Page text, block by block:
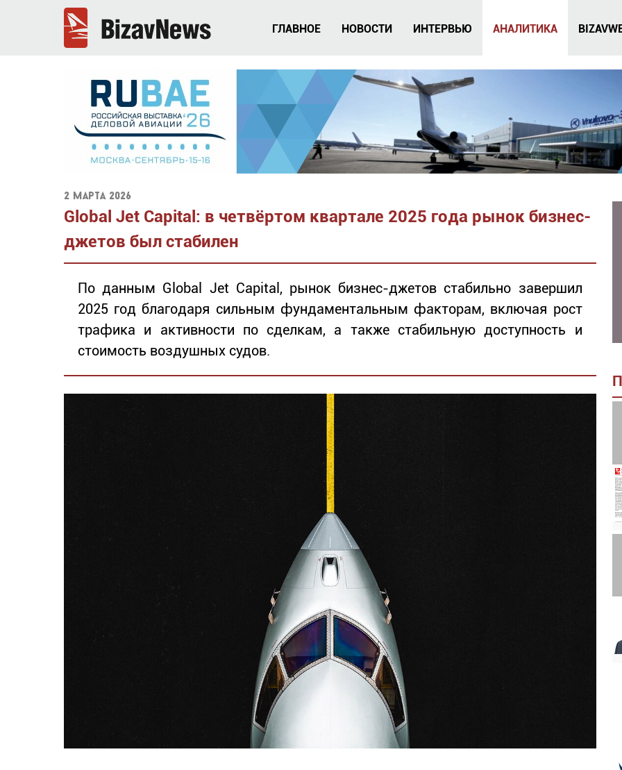
ГЛАВНОЕ НОВОСТИ ИНТЕРВЬЮ АНАЛИТИКА
2 марта 2026
Global Jet Capital: в четвёртом квартале 2025 года рынок бизнес-
джетов был стабилен
По данным Global Jet Capital, рынок бизнес-джетов стабильно завершил
2025 год благодаря сильным фундаментальным факторам, включая рост
трафика и активности по сделкам, а также стабильную доступность и
стоимость воздушных судов.